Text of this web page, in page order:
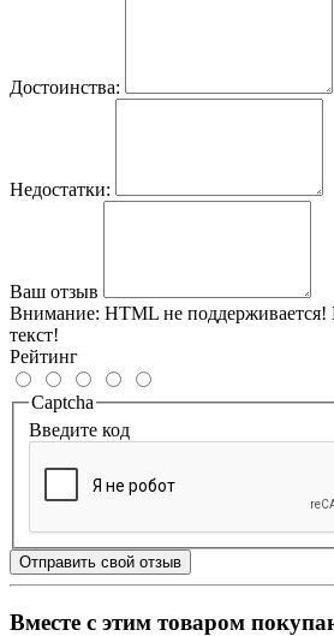
Достоинства:
Недостатки:
Ваш отзыв
Внимание: HTML не
текст!
Рейтинг
Captcha
Введите код
Отправить свой отзыв
Вместе с этим товаром